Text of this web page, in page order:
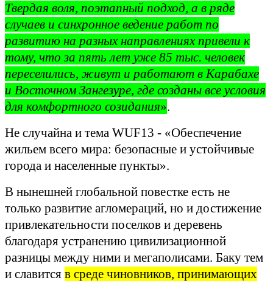
Твердая воля, поэтапный подход, а в ряде
случаев и синхронное ведение работ по
развитию на разных направлениях привели к
тому, что за пять лет уже 85 тыс. человек
переселились, живут и работают в Карабахе
и Восточном Зангезуре, где созданы все условия
для комфортного созидания».
Не случайна и тема WUF13 - «Обеспечение
жильем всего мира: безопасные и устойчивые
города и населенные пункты».
В нынешней глобальной повестке есть не
только развитие агломераций, но и достижение
привлекательности поселков и деревень
благодаря устранению цивилизационной
разницы между ними и мегаполисами. Баку тем
и славится в среде чиновников, принимающих